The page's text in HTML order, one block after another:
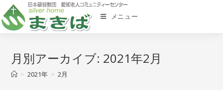
メニュー
月別アーカイブ: 2021年2月
> 2021年 > 2月